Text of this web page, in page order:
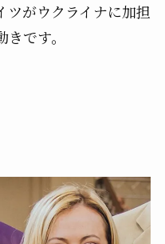
ツがウクライナに加担
です。